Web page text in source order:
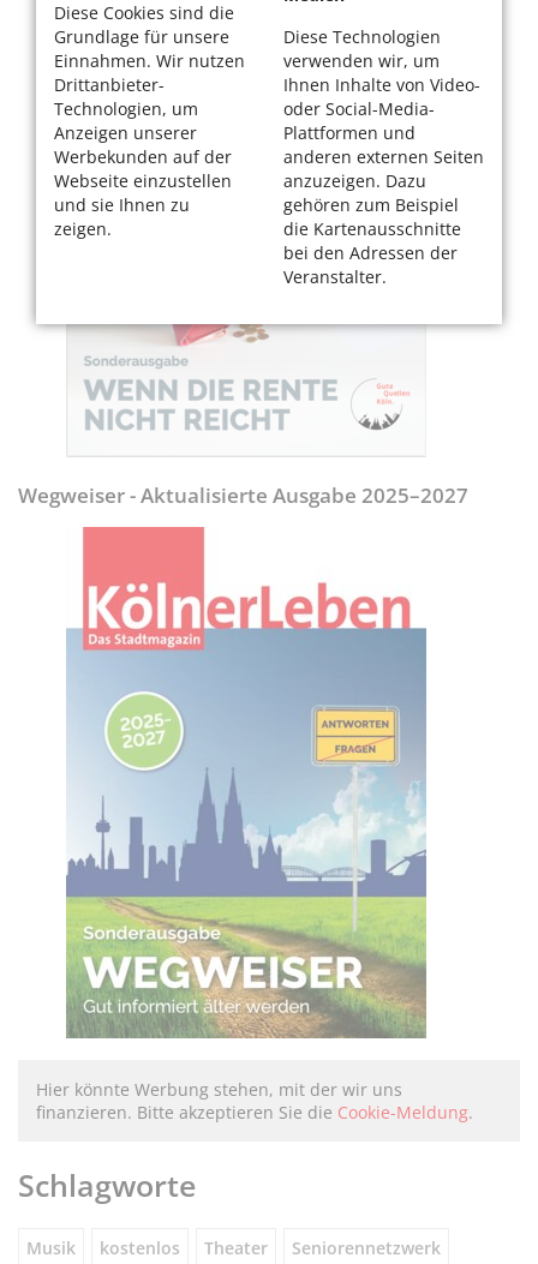
Diese Cookies sind die
Grundlage für unsere
Einnahmen. Wir nutzen
Drittanbieter-
Technologien, um
Anzeigen unserer
Werbekunden auf der
Webseite einzustellen
und sie Ihnen zu
zeigen.
Diese Technologien
verwenden wir, um
Ihnen Inhalte von Video-
oder Social-Media-
Plattformen und
anderen externen Seiten
anzuzeigen. Dazu
gehören zum Beispiel
die Kartenausschnitte
bei den Adressen der
Veranstalter.
Wegweiser - Aktualisierte Ausgabe 2025–2027
Hier könnte Werbung stehen, mit der wir uns
finanzieren. Bitte akzeptieren Sie die Cookie-Meldung.
Schlagworte
Musik kostenlos Theater Seniorennetzwerk